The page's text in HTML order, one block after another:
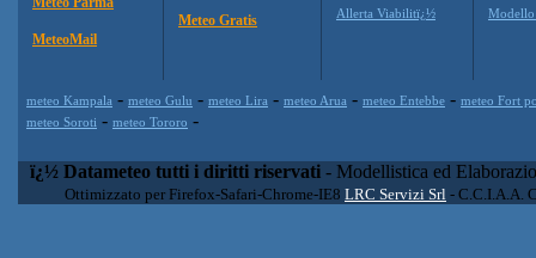
MeteoMail
Meteo Gratis Allerta Viabilitï¿½
meteo Kampala - meteo Gulu - meteo Lira - meteo Arua - meteo Entebbe - meteo Fort
meteo Soroti - meteo Tororo -
ï¿½ Datameteo tutti i diritti riservati - Modellistica ed
Ottimizzato per Firefox-Safari-Chrome-IE8 LRC Servizi Srl - C.C.I.A.A.